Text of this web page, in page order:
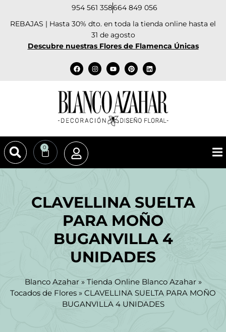
954 561 358664 849 056
REBAJAS | Hasta 30% dto. en toda la tienda online hasta el
31 de agosto
Descubre nuestras Flores de Flamenca Únicas
0
CLAVELLINA SUELTA
PARA MOÑO
BUGANVILLA 4
UNIDADES
Blanco Azahar» Tienda Online Blanco Azahar»
Tocados de Flores » CLAVELLINA SUELTA PARA MOÑO
BUGANVILLA 4 UNIDADES